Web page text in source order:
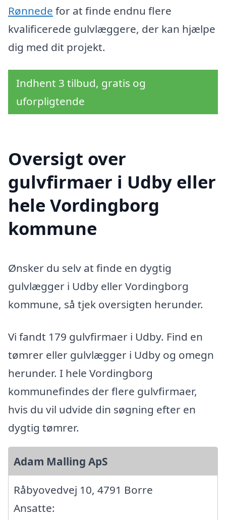
Rønnede for at finde endnu flere
kvalificerede gulvlæggere, der kan hjælpe
dig med dit projekt.
Indhent 3 tilbud, gratis og
uforpligtende
Oversigt over
gulvfirmaer i Udby eller
hele Vordingborg
kommune
Ønsker du selv at finde en dygtig
gulvlægger i Udby eller Vordingborg
kommune, så tjek oversigten herunder.
Vi fandt 179 gulvfirmaer i Udby. Find en
tømrer eller gulvlægger i Udby og omegn
herunder. I hele Vordingborg
kommunefindes der flere gulvfirmaer,
hvis du vil udvide din søgning efter en
dygtig tømrer.
Adam Malling ApS
Råbyovedvej 10, 4791 Borre
Ansatte: